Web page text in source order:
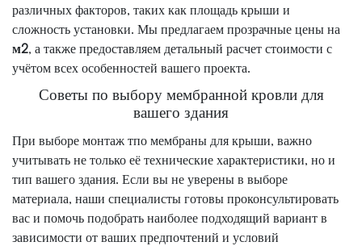
различных факторов, таких как площадь крыши и
сложность установки. Мы предлагаем прозрачные цены на
м2, а также предоставляем детальный расчет стоимости с
учётом всех особенностей вашего проекта.
Советы по выбору мембранной кровли для
вашего здания
При выборе монтаж тпо мембраны для крыши, важно
учитывать не только её технические характеристики, но и
тип вашего здания. Если вы не уверены в выборе
материала, наши специалисты готовы проконсультировать
вас и помочь подобрать наиболее подходящий вариант в
зависимости от ваших предпочтений и условий